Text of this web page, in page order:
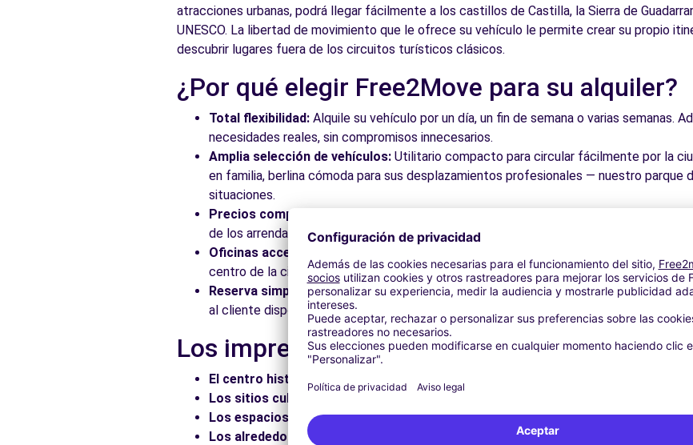
atracciones urbanas, podrá llegar fácilmente a los castillos de Castilla, la Sierra de
UNESCO. La libertad de movimiento que le ofrece su vehículo le permite crear su propio
descubrir lugares fuera de los circuitos turísticos clásicos.
¿Por qué elegir Free2Move para su alquiler?
Total flexibilidad: Alquile su vehículo por un día, un fin de semana o varias semanas.
necesidades reales, sin compromisos innecesarios.
Amplia selección de vehículos: Utilitario compacto para circular fácilmente por la
en familia, berlina cómoda para sus desplazamientos profesionales — nuestro parque
situaciones.
Precios competitivos:
Aproveche los mejores precios del mercado gracias a
de los arrendadores asociados. Reserve en línea en pocos clics con precios
Oficinas accesibles:
Recoja su vehículo en una de nuestras numerosas oficinas
centro de la ciudad, en estaciones o cerca de los aeropuertos.
Reserva simplificada:Nuestra plataforma intuitiva le permite reservar su vehículo
al cliente disponible para responder a todas sus preguntas.
Los imprescindibles de Collado Villalba y
El centro histórico:
Los sitios culturales:
Visite los museos y monumentos que enriquecen Collado
Los espacios naturales:Disfrute de los parques y jardines para un descanso en
Los alrededores:Explore los castillos de Castilla, la Sierra de Guadarrama, las